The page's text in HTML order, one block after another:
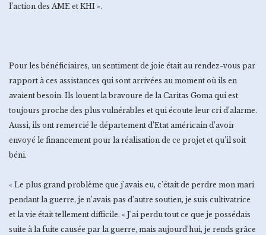
l’action des AME et KHI ».
Pour les bénéficiaires, un sentiment de joie était au rendez-vous par
rapport à ces assistances qui sont arrivées au moment où ils en
avaient besoin. Ils louent la bravoure de la Caritas Goma qui est
toujours proche des plus vulnérables et qui écoute leur cri d’alarme.
Aussi, ils ont remercié le département d’Etat américain d’avoir
envoyé le financement pour la réalisation de ce projet et qu’il soit
béni.
« Le plus grand problème que j’avais eu, c’était de perdre mon mari
pendant la guerre, je n’avais pas d’autre soutien, je suis cultivatrice
et la vie était tellement difficile. « J’ai perdu tout ce que je possédais
suite à la fuite causée par la guerre, mais aujourd’hui, je rends grâce